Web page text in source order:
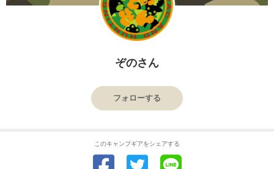
ぞのさん
フォローする
このキャンプギアをシェアする